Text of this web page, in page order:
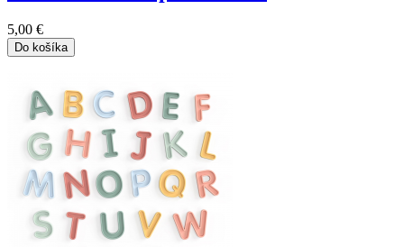
5,00 €
Do košíka